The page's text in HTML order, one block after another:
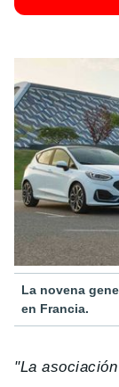
La novena
en Francia.
"La